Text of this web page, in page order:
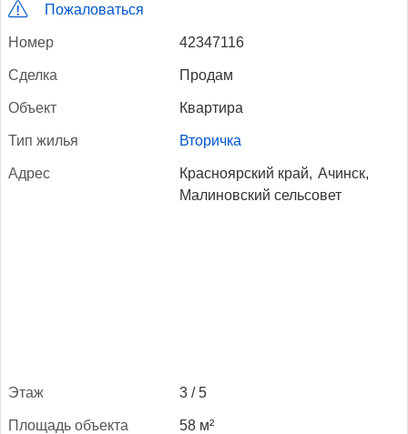
Пожаловаться
Но­мер 42347116
Сдел­ка Продам
Объ­ект Квартира
Тип жилья Вторичка
Ад­рес Красноярский край, Ачинск,
Малиновский сельсовет
Этаж 3 / 5
Пло­щадь объ­ек­та 58 м²